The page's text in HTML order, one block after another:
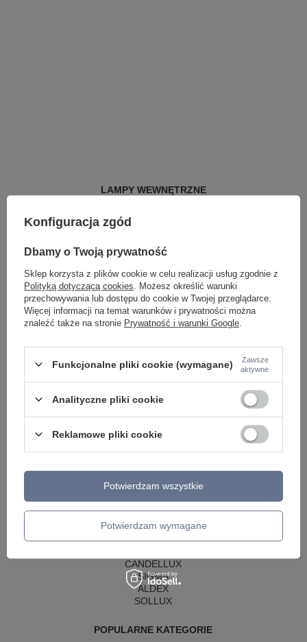
LAMPY WEWNĘTRZNE
ŻYRANDOLE
ŻYRANDOLE KRYSZTAŁOWE
LAMPY WISZĄCE CZARNE
LAMPY WISZĄCE - OKRĘGI
KINKIETY DO SYPIALNI
LAMPY SUFITOWE OKRĄGŁE
LAMPY WISZĄCE
LAMPY OGRODOWE - WISZĄCE
LAMPY WISZĄCE - ZEWNĘTRZNE
LAMPY SOLARNE
OPRAWY OGRODOWE
GIRLANDY OGRODOWE
KINKIETY OGRODOWE
OŚWIETLENIE SCHODÓW ZEWNĘTRZNE
PRODUCENCI
AZZARDO
ITALUX
MAYTONI
ARGON
CANDELLUX
SIGMA
ALDEX
SOLLUX
POPULARNE KATEGORIE
Konfiguracja zgód
Dbamy o Twoją prywatność
Sklep korzysta z plików cookie w celu realizacji usług zgodnie z
Polityką dotyczącą cookies . Możesz określić warunki
przechowywania lub dostępu do cookie w Twojej przeglądarce.
Więcej informacji na temat warunków i prywatności można
znaleźć także na stronie Prywatność i warunki Google
Funkcjonalne pliki cookie (wymagane)
Zawsze
aktywne
Analityczne pliki cookie
Reklamowe pliki cookie
Potwierdzam wymagane
Potwierdzam wszystkie